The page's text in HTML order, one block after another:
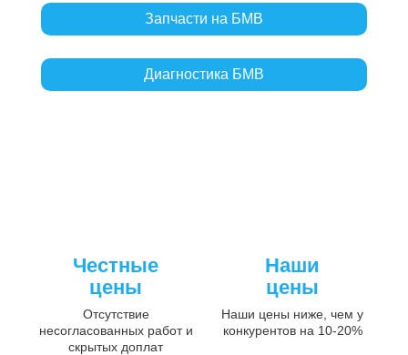
Запчасти на БМВ
Диагностика БМВ
Честные
цены
Отсутствие
несогласованных работ и
скрытых доплат
Наши
цены
Наши цены ниже, чем у
конкурентов на 10-20%